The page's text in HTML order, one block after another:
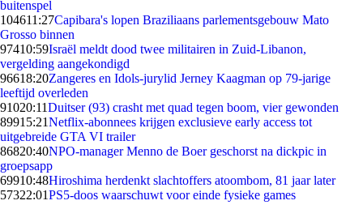
buitenspel
104611:27Capibara's lopen Braziliaans parlementsgebouw Mato
Grosso binnen
97410:59Israël meldt dood twee militairen in Zuid-Libanon,
vergelding aangekondigd
96618:20Zangeres en Idols-jurylid Jerney Kaagman op 79-jarige
leeftijd overleden
91020:11Duitser (93) crasht met quad tegen boom, vier gewonden
89915:21Netflix-abonnees krijgen exclusieve early access tot
uitgebreide GTA VI trailer
86820:40NPO-manager Menno de Boer geschorst na dickpic in
groepsapp
69910:48Hiroshima herdenkt slachtoffers atoombom, 81 jaar later
57322:01PS5-doos waarschuwt voor einde fysieke games